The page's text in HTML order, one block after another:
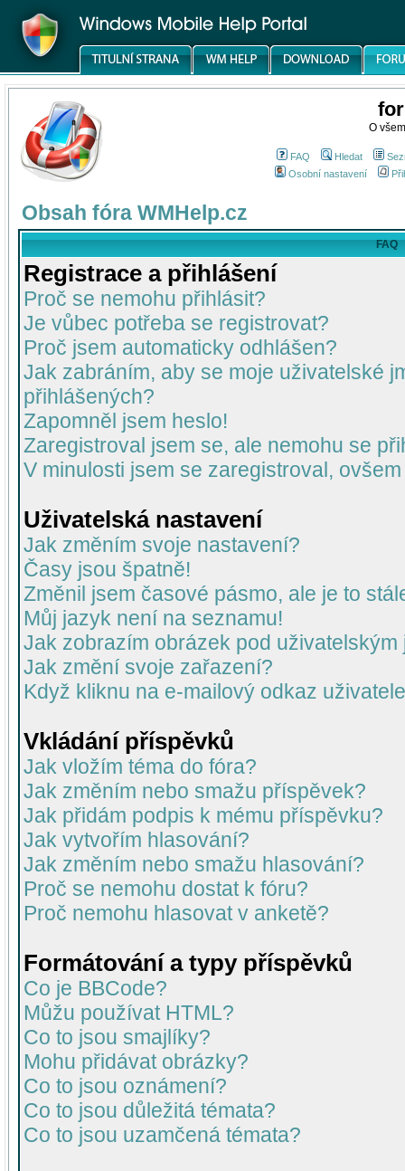
O
FAQ Hledat
Osobní nastavení
Obsah fóra WMHelp.cz
FAQ
Registrace a přihlášení
Proč se nemohu přihlásit?
Je vůbec potřeba se registrovat?
Proč jsem automaticky odhlášen?
Jak zabráním, aby se moje uživatelské
přihlášených?
Zapomněl jsem heslo!
Zaregistroval jsem se, ale nemohu se
V minulosti jsem se zaregistroval,
Uživatelská nastavení
Jak změním svoje nastavení?
Časy jsou špatně!
Změnil jsem časové pásmo, ale je to
Můj jazyk není na seznamu!
Jak zobrazím obrázek pod uživatelským
Jak změní svoje zařazení?
Když kliknu na e-mailový odkaz
Vkládání příspěvků
Jak vložím téma do fóra?
Jak změním nebo smažu příspěvek?
Jak přidám podpis k mému příspěvku?
Jak vytvořím hlasování?
Jak změním nebo smažu hlasování?
Proč se nemohu dostat k fóru?
Proč nemohu hlasovat v anketě?
Formátování a typy příspěvků
Co je BBCode?
Můžu používat HTML?
Co to jsou smajlíky?
Mohu přidávat obrázky?
Co to jsou oznámení?
Co to jsou důležitá témata?
Co to jsou uzamčená témata?